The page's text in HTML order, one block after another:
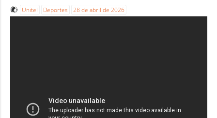
Unitel Deportes 28 de abril de 2026